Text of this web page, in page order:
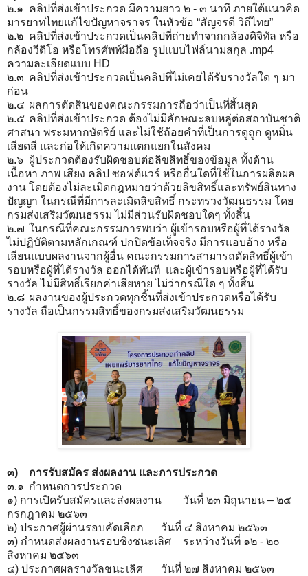
๒.๑ คลิปที่ส่งเข้าประกวด มีความยาว ๒ - ๓ นาที ภายใต้แนวคิด
มารยาทไทยแก้ไขปัญหาจราจร ในหัวข้อ “สัญจรดี วิถีไทย”
๒.๒ คลิปที่ส่งเข้าประกวดเป็นคลิปที่ถ่ายทำจากกล้องดิจิทัล หรือ
กล้องวีดิโอ หรือโทรศัพท์มือถือ รูปแบบไฟล์นามสกุล .mp4
ความละเอียดแบบ HD
๒.๓ คลิปที่ส่งเข้าประกวดเป็นคลิปที่ไม่เคยได้รับรางวัลใด ๆ มา
ก่อน
๒.๔ ผลการตัดสินของคณะกรรมการถือว่าเป็นที่สิ้นสุด
๒.๕ คลิปที่ส่งเข้าประกวด ต้องไม่มีลักษณะลบหลู่ต่อสถาบันชาติ
ศาสนา พระมหากษัตริย์ และไม่ใช้ถ้อยคำที่เป็นการดูถูก ดูหมิ่น
เสียดสี และก่อให้เกิดความแตกแยกในสังคม
๒.๖ ผู้ประกวดต้องรับผิดชอบต่อลิขสิทธิ์ของข้อมูล ทั้งด้าน
เนื้อหา ภาพ เสียง คลิป ซอฟต์แวร์ หรืออื่นใดที่ใช้ในการผลิตผล
งาน โดยต้องไม่ละเมิดกฎหมายว่าด้วยลิขสิทธิ์และทรัพย์สินทาง
ปัญญา ในกรณีที่มีการละเมิดลิขสิทธิ์ กระทรวงวัฒนธรรม โดย
กรมส่งเสริมวัฒนธรรม ไม่มีส่วนรับผิดชอบใดๆ ทั้งสิ้น
๒.๗ ในกรณีที่คณะกรรมการพบว่า ผู้เข้ารอบหรือผู้ที่ได้รางวัล
ไม่ปฏิบัติตามหลักเกณฑ์ ปกปิดข้อเท็จจริง มีการแอบอ้าง หรือ
เลียนแบบผลงานจากผู้อื่น คณะกรรมการสามารถตัดสิทธิ์ผู้เข้า
รอบหรือผู้ที่ได้รางวัล ออกได้ทันที และผู้เข้ารอบหรือผู้ที่ได้รับ
รางวัล ไม่มีสิทธิ์เรียกค่าเสียหาย ไม่ว่ากรณีใด ๆ ทั้งสิ้น
๒.๘ ผลงานของผู้ประกวดทุกชิ้นที่ส่งเข้าประกวดหรือได้รับ
รางวัล ถือเป็นกรรมสิทธิ์ของกรมส่งเสริมวัฒนธรรม
๓)
การรับสมัคร ส่งผลงาน และการประกวด
๓.๑ กำหนดการประกวด
๑) การเปิดรับสมัครและส่งผลงาน
วันที่ ๒๓ มิถุนายน – ๒๕
กรกฎาคม ๒๕๖๓
๒) ประกาศผู้ผ่านรอบคัดเลือก
วันที่ ๔ สิงหาคม ๒๕๖๓
๓) กำหนดส่งผลงานรอบชิงชนะเลิศ
ระหว่างวันที่ ๑๒ - ๒๐
สิงหาคม ๒๕๖๓
๔) ประกาศผลรางวัลชนะเลิศ
วันที่ ๒๗ สิงหาคม ๒๕๖๓